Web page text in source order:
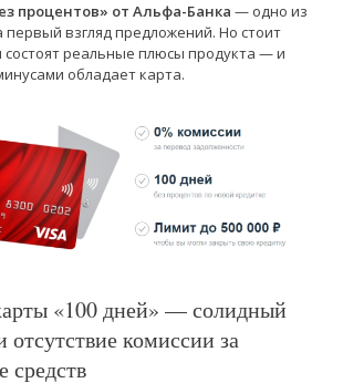
процентов» от Альфа-Банка — одно из
взгляд предложений. Но стоит
состоят реальные плюсы продукта — и
обладает карта.
«100 дней» — солидный
отсутствие комиссии за
средств